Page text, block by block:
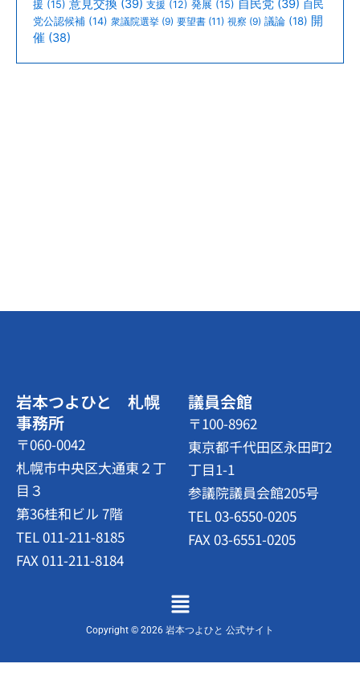
援 (15) 意見交換 (39) 支援 (12) 発展 (15) 自民党 (39) 自民
党公認候補 (14) 衆議院選挙 (9) 要望書 (11) 視察 (9) 議論 (18) 開
催 (38)
岩本つよひと 札幌
事務所
〒060-0042
札幌市中央区大通東２丁
目３
第36桂和ビル 7階
TEL 011-211-8185
FAX 011-211-8184
議員会館
〒100-8962
東京都千代田区永田町2
丁目1-1
参議院議員会館205号
TEL 03-6550-0205
FAX 03-6551-0205
メ
ニ
ュ
Copyright © 2026 岩本つよひと 公式サイト